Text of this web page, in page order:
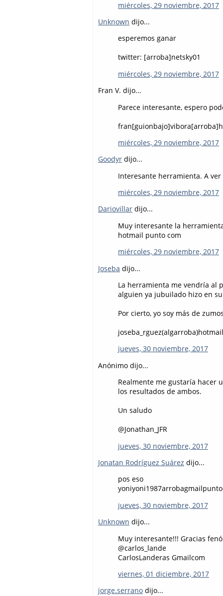
miércoles, 29 noviembre, 2017
Unknown dijo...
esperemos ganar
twitter: [arroba]netsky01
miércoles, 29 noviembre, 2017
Fran V. dijo...
Parece interesante, espero
miércoles, 29 noviembre, 2017
Goodyr dijo...
Interesante herramienta. A
miércoles, 29 noviembre, 2017
Dariovillar dijo...
Muy interesante la
hotmail punto com
miércoles, 29 noviembre, 2017
Joseba dijo...
La herramienta me vendría al
alguien ya jubuilado hizo en
Por cierto, yo soy más de
jueves, 30 noviembre, 2017
Anónimo dijo...
Realmente me gustaría hacer
los resultados de ambos.
Un saludo
@Jonathan_JFR
jueves, 30 noviembre, 2017
Jonatan Rodríguez Suárez dijo...
pos eso
jueves, 30 noviembre, 2017
Unknown dijo...
Muy interesante!!! Gracias
@carlos_lande
CarlosLanderas Gmailcom
viernes, 01 diciembre, 2017
jorge.serrano dijo...